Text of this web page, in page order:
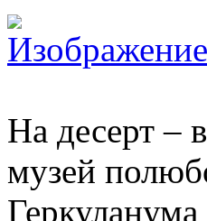
На десерт –
музей
Геркуланума